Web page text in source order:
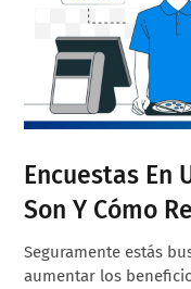
Encuestas En
Son Y Cómo
Seguramente estás
aumentar los